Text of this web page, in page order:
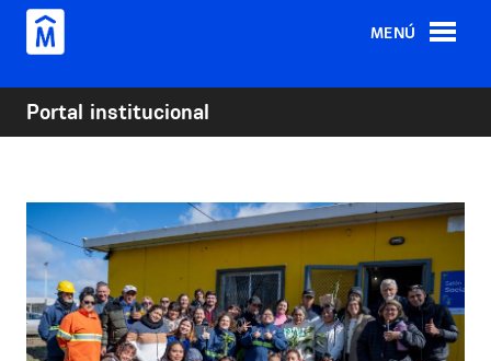
Pasar al contenido principal
MENÚ
Portal institucional